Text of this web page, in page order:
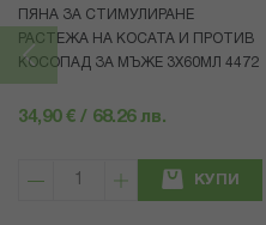
ПЯНА ЗА СТИМУЛИРАНЕ
РАСТЕЖА НА КОСАТА И ПРОТИВ
КОСОПАД ЗА МЪЖЕ 3X60МЛ 4472
34,90 € / 68.26 лв.
КУПИ